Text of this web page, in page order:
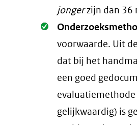
jongerzijn dan 36
Oké.
voorwaarde. Uit
dat bij het
een goed
evaluatiemethode
gelijkwaardig) is